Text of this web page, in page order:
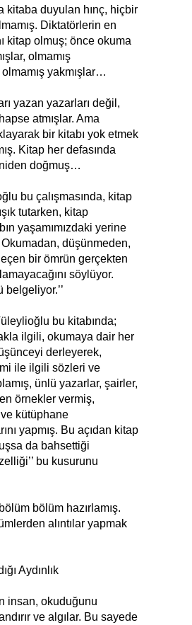
kitaba duyulan hınç, hiçbir
Diktatörlerin en
kitap olmuş; önce okuma
olmamış
yakmışlar…
yazan yazarları değil,
atmışlar. Ama
bir kitabı yok etmek
Kitap her defasında
doğmuş…
bu çalışmasında, kitap
tutarken, kitap
yaşamımızdaki yerine
düşünmeden,
bir ömrün gerçekten
söylüyor.
belgeliyor.’’
bu kitabında;
ilgili, okumaya dair her
derleyerek,
ile ilgili sözleri ve
ünlü yazarlar, şairler,
örnekler vermiş,
kütüphane
yapmış. Bu açıdan kitap
da bahsettiği
bu kusurunu
bölüm hazırlamış.
alıntılar yapmak
Aydınlık
insan, okuduğunu
ve algılar. Bu sayede